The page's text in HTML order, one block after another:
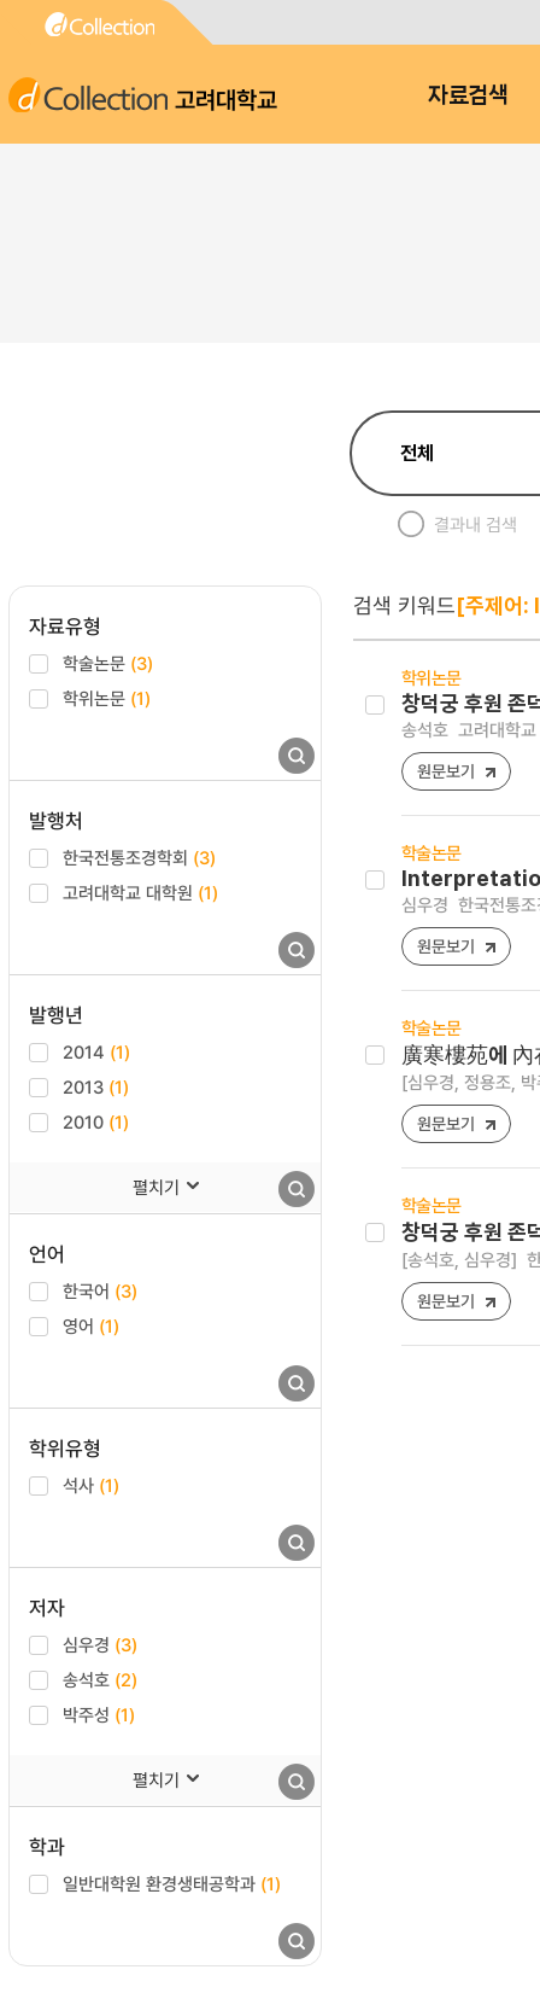
고려대학교 자료검색
결과내 검색
자료유형
학술논문 (3)
학위논문 (1)
발행처
한국전통조경학회 (3)
고려대학교 대학원 (1)
발행년
2014 (1)
2013 (1)
2010 (1)
펼치기
언어
한국어 (3)
영어 (1)
학위유형
석사 (1)
저자
심우경 (3)
송석호 (2)
박주성 (1)
펼치기
학과
일반대학원 환경생태공학과 (1)
검색 키워드[주제어
학위논문
창덕궁 후원 존
송석호 고려대학
원문보기
학술논문
심우경 한국전통
원문보기
학술논문
廣寒樓苑에
[심우경, 정용조,
원문보기
학술논문
창덕궁 후원 존
[송석호, 심우경]
원문보기